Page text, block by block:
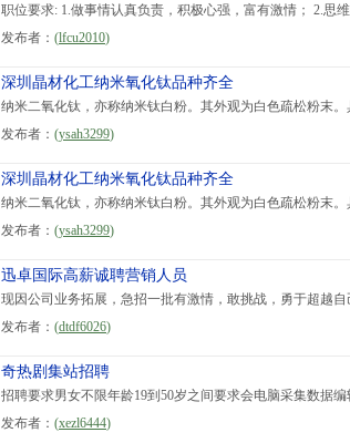
职位要求: 1.做事情认真负责，积极心强，富有激情； 2.思
发布者： (lfcu2010)
深圳晶材化工纳米氧化钛品种齐全
纳米二氧化钛，亦称纳米钛白粉。其外观为白色疏松粉末
发布者： (ysah3299)
深圳晶材化工纳米氧化钛品种齐全
纳米二氧化钛，亦称纳米钛白粉。其外观为白色疏松粉末
发布者： (ysah3299)
迅卓国际高薪诚聘营销人员
现因公司业务拓展，急招一批有激情，敢挑战，勇于超越
发布者： (dtdf6026)
奇热剧集站招聘
招聘要求男女不限年龄19到50岁之间要求会电脑采集数据
发布者： (xezl6444)